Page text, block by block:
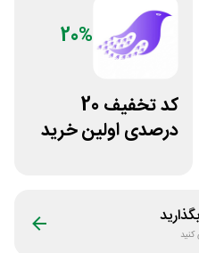
20%
کد تخفیف 20
درصدی اولین خرید